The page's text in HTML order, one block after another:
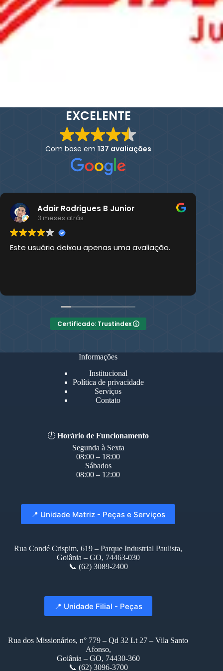
EXCELENTE
Com base em 137 avaliações
Adair Rodrigues B Junior
3 meses atrás
Este usuário deixou apenas uma avaliação.
Certificado: Trustindex
Informações
Institucional
Política de privacidade
Serviços
Contato
🕗Horário de Funcionamento
Segunda à Sexta
08:00 – 18:00
Sábados
08:00 – 12:00
📍 Unidade Matriz - Peças e Serviços
Rua Condé Crispim, 619 – Parque Industrial Paulista,
Goiânia – GO, 74463-030
📞 (62) 3089-2400
📍 Unidade Filial - Peças
Rua dos Missionários, n° 779 – Qd 32 Lt 27 – Vila Santo
Afonso,
Goiânia – GO, 74430-360
📞 (62) 3096-3700